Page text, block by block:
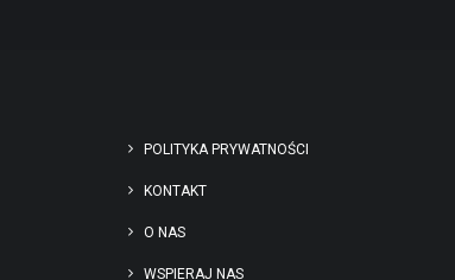
POLITYKA PRYWATNOŚCI
KONTAKT
O NAS
WSPIERAJ NAS